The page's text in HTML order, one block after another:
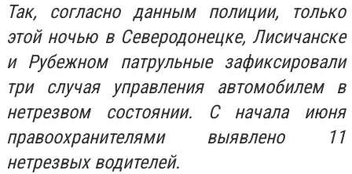
Так, согласно данным полиции, только
этой ночью в Северодонецке, Лисичанске
и Рубежном патрульные зафиксировали
три случая управления автомобилем в
нетрезвом состоянии. С начала июня
правоохранителями выявлено 11
нетрезвых водителей.